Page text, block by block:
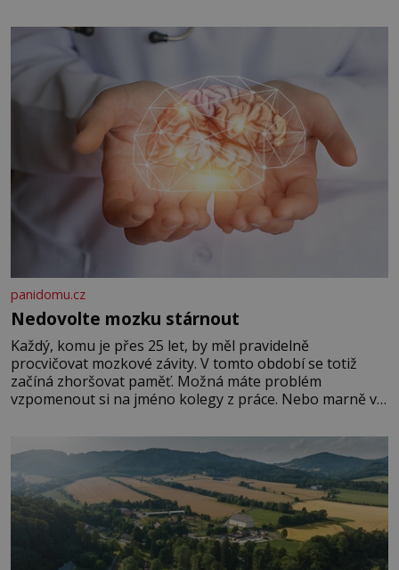
panidomu.cz
Nedovolte mozku stárnout
Každý, komu je přes 25 let, by měl pravidelně
procvičovat mozkové závity. V tomto období se totiž
začíná zhoršovat paměť. Možná máte problém
vzpomenout si na jméno kolegy z práce. Nebo marně v
Je to opravdu tak, s věkem jako kdyby se paměť
rozhodla stávkovat. Cvičte